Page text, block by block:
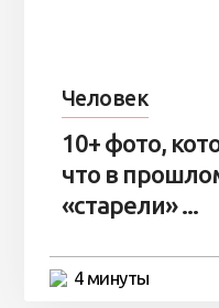
Человек
10+ фото,
что в
«старели» ...
4 минуты